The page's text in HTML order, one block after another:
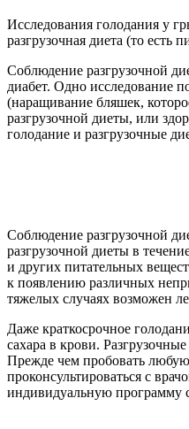
Исследования голодания у
разгрузочная диета (то
Соблюдение разгрузочной
диабет. Одно исследование
(наращивание бляшек,
разгрузочной диеты, или
голодание и разгрузочные
Соблюдение разгрузочной
разгрузочной диеты в
и других питательных
к появлению различных
тяжелых случаях возможен
Даже краткосрочное
сахара в крови.
Прежде чем пробовать любую
проконсультироваться с
индивидуальную программу